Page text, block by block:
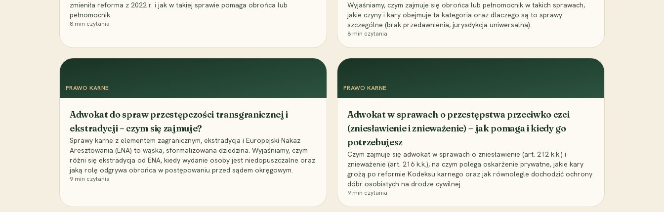
zmieniła reforma z 2022 r. i jak w takiej sprawie pomaga obrońca lub
pełnomocnik.
8 min czytania
Wyjaśniamy, czym zajmuje się obrońca lub pełnomocnik w takich sprawach,
jakie czyny i kary obejmuje ta kategoria oraz dlaczego są to sprawy
szczególne (brak przedawnienia, jurysdykcja uniwersalna).
8 min czytania
PRAWO KARNE
Adwokat do spraw przestępczości transgranicznej i
ekstradycji – czym się zajmuje?
Sprawy karne z elementem zagranicznym, ekstradycja i Europejski Nakaz
Aresztowania (ENA) to wąska, sformalizowana dziedzina. Wyjaśniamy, czym
różni się ekstradycja od ENA, kiedy wydanie osoby jest niedopuszczalne oraz
jaką rolę odgrywa obrońca w postępowaniu przed sądem okręgowym.
9 min czytania
PRAWO KARNE
Adwokat w sprawach o przestępstwa przeciwko czci
(zniesławienie i znieważenie) – jak pomaga i kiedy go
potrzebujesz
Czym zajmuje się adwokat w sprawach o zniesławienie (art. 212 k.k.) i
znieważenie (art. 216 k.k.), na czym polega oskarżenie prywatne, jakie kary
grożą po reformie Kodeksu karnego oraz jak równolegle dochodzić ochrony
dóbr osobistych na drodze cywilnej.
9 min czytania